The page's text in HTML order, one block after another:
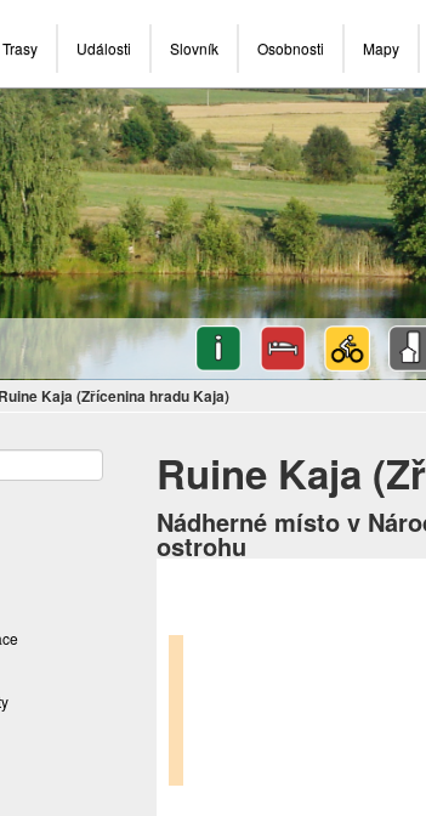
Trasy Události Slovník Osobnosti Mapy
Ruine Kaja (Zřícenina hradu Kaja)
Ruine Kaja
Nádherné místo v
ostrohu